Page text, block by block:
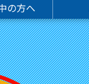
の方へ